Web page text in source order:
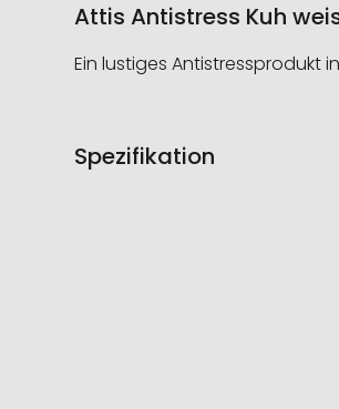
Attis Antistress Kuh
Ein lustiges Antistressprodukt
Spezifikation